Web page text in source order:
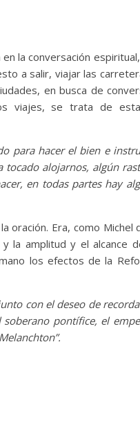
la conversación
a salir, viajar las
en busca de
viajes, se trata de
para hacer el bien e
tocado alojarnos, algún
en todas partes hay
oración. Era, como Michel
la amplitud y el alcance
los efectos de la
con el deseo de
pontífice, el